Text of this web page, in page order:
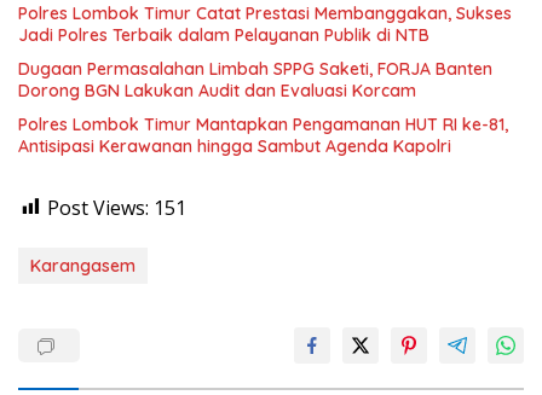
Polres Lombok Timur Catat Prestasi Membanggakan, Sukses
Jadi Polres Terbaik dalam Pelayanan Publik di NTB
Dugaan Permasalahan Limbah SPPG Saketi, FORJA Banten
Dorong BGN Lakukan Audit dan Evaluasi Korcam
Polres Lombok Timur Mantapkan Pengamanan HUT RI ke-81,
Antisipasi Kerawanan hingga Sambut Agenda Kapolri
Post Views: 151
Karangasem